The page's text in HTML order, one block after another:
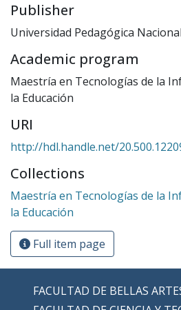
Publisher
Universidad Pedagógica Nacional
Academic program
Maestría en Tecnologías de la
la Educación
URI
http://hdl.handle.net/
Collections
Maestría en Tecnologías de la
la Educación
Full item page
FACULTAD DE BELLAS